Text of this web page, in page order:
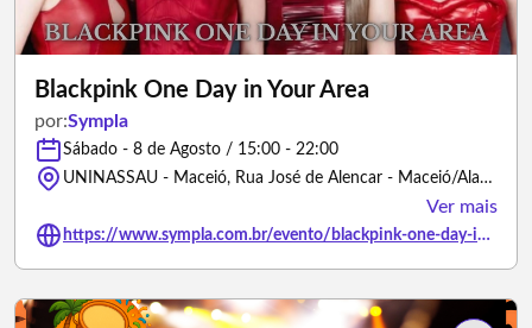
Blackpink One Day in Your Area
por:Sympla
Sábado - 8 de Agosto / 15:00 - 22:00
UNINASSAU - Maceió, Rua José de Alencar - Maceió/Alagoas
Ver mais
https://www.sympla.com.br/evento/blackpink-one-day-in-your-area/3483338